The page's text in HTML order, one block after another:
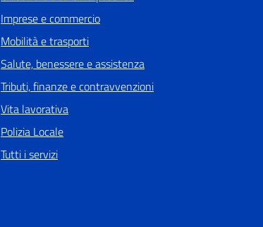
Imprese e commercio
Mobilità e trasporti
Salute, benessere e assistenza
Tributi, finanze e contravvenzioni
Vita lavorativa
Polizia Locale
Tutti i servizi